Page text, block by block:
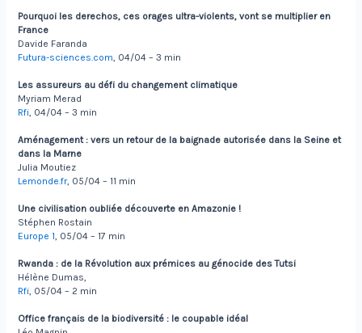
Pourquoi les derechos, ces orages ultra-violents, vont se multiplier en
France
Davide Faranda
Futura-sciences.com, 04/04 – 3 min
Les assureurs au défi du changement climatique
Myriam Merad
Rfi, 04/04 – 3 min
Aménagement : vers un retour de la baignade autorisée dans la Seine et
dans la Marne
Julia Moutiez
Lemonde.fr, 05/04 – 11 min
Une civilisation oubliée découverte en Amazonie !
Stéphen Rostain
Europe 1, 05/04 – 17 min
Rwanda : de la Révolution aux prémices au génocide des Tutsi
Hélène Dumas,
Rfi, 05/04 – 2 min
Office français de la biodiversité : le coupable idéal